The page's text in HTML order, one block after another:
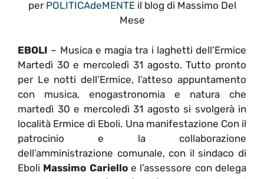
per POLITICAdeMENTEil blog di Massimo Del
Mese
EBOLI – Musica e magia tra i laghetti dell’Ermice
Martedì 30 e mercoledì 31 agosto. Tutto pronto
per Le notti dell’Ermice, l’atteso appuntamento
con musica, enogastronomia e natura che
martedì 30 e mercoledì 31 agosto si svolgerà in
località Ermice di Eboli. Una manifestazione Con il
patrocinio e la collaborazione
dell’amministrazione comunale, con il sindaco di
Eboli Massimo Carielloe l’assessore con delega